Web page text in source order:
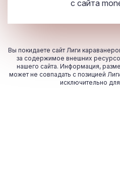
с сайта
Вы покидаете сайт Лиги
за содержимое внешних
нашего сайта. Информация,
может не совпадать с позицией
исключительно